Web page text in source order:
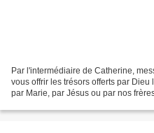
Par l'intermédiaire de Catherine,
vous offrir les trésors offerts par
par Marie, par Jésus ou par nos